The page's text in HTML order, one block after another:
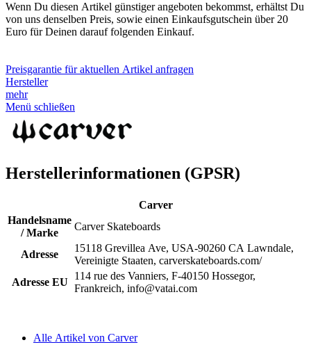
Wenn Du diesen Artikel günstiger angeboten bekommst, erhältst Du
von uns denselben Preis, sowie einen Einkaufsgutschein über 20
Euro für Deinen darauf folgenden Einkauf.
Preisgarantie für aktuellen Artikel anfragen
Hersteller
mehr
Menü schließen
Herstellerinformationen (GPSR)
Carver
Handelsname
/ Marke
Carver Skateboards
Adresse
15118 Grevillea Ave, USA-90260 CA Lawndale,
Vereinigte Staaten, carverskateboards.com/
Adresse EU
114 rue des Vanniers, F-40150 Hossegor,
Frankreich, info@vatai.com
Alle Artikel von Carver